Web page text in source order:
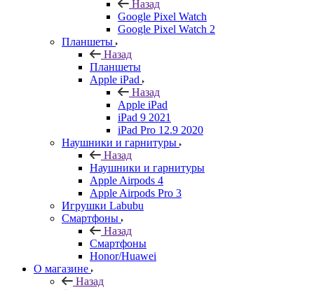
Назад
Google Pixel Watch
Google Pixel Watch 2
Планшеты
Назад
Планшеты
Apple iPad
Назад
Apple iPad
iPad 9 2021
iPad Pro 12.9 2020
Наушники и гарнитуры
Назад
Наушники и гарнитуры
Apple Airpods 4
Apple Airpods Pro 3
Игрушки Labubu
Смартфоны
Назад
Смартфоны
Honor/Huawei
О магазине
Назад